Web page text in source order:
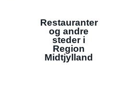
Restauranter
og andre
steder i
Region
Midtjylland